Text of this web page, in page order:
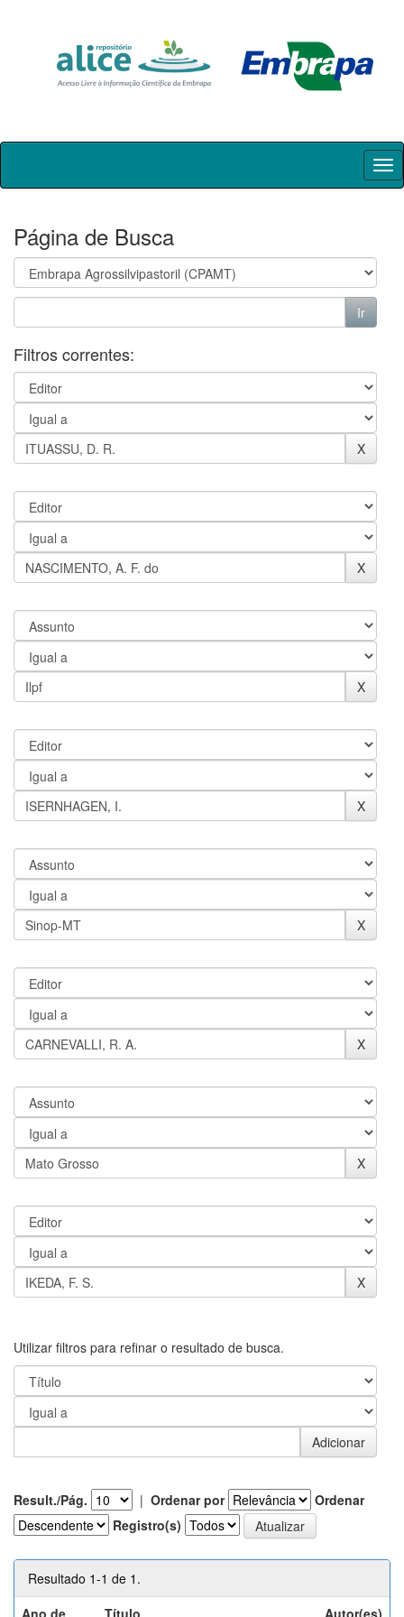
Skip
Página de Busca
Filtros correntes:
Utilizar filtros para refinar o resultado de busca.
Result./Pág. | Ordenar por
Ordenar
Registro(s)
Resultado 1-1 de 1.
Ano de
Título Autor(es)